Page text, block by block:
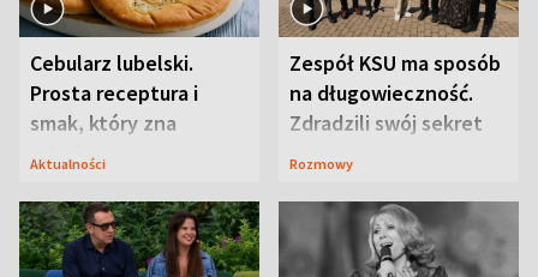
Cebularz lubelski.
Prosta receptura i
smak, który zna
Lubelszczyzna
Aktualności
Zespół KSU ma sposób
na długowieczność.
Zdradzili swój sekret
Rozmowy